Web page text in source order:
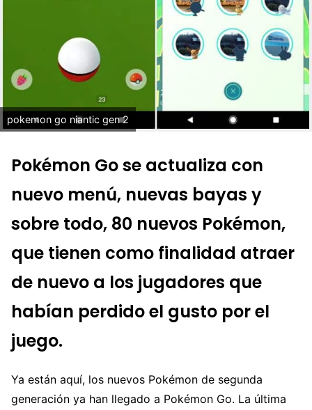
pokemon go niantic gen 2
Pokémon Go se actualiza con
nuevo menú, nuevas bayas y
sobre todo, 80 nuevos Pokémon,
que tienen como finalidad atraer
de nuevo a los jugadores que
habían perdido el gusto por el
juego.
Ya están aquí, los nuevos Pokémon de segunda
generación ya han llegado a Pokémon Go. La última